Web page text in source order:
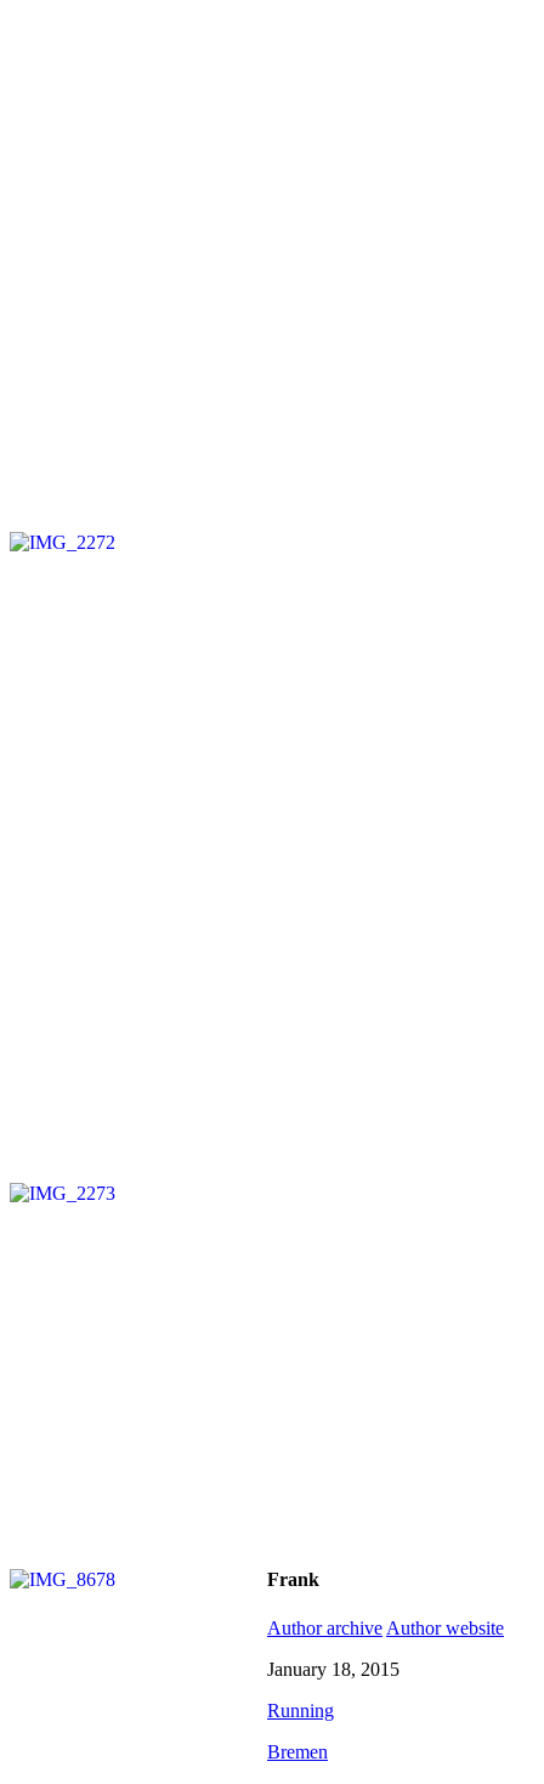
Frank
Author archive Author website
January 18, 2015
Running
Bremen